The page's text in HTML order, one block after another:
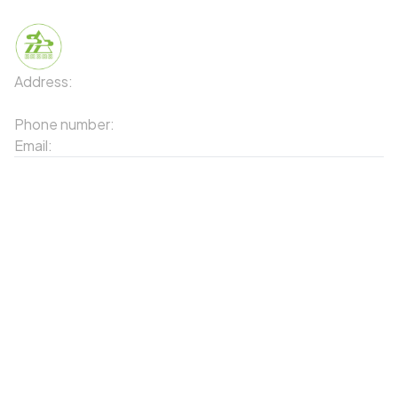
Address:
Phone number:
Email: